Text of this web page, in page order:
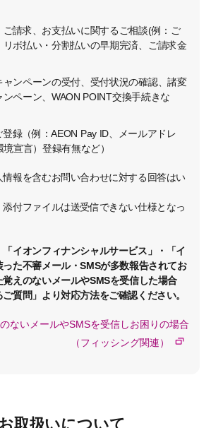
ご請求、お支払いに関するご相談(例：ご
ボ払い・分割払いの早期完済、ご請求金
ンペーンの受付、受付状況の確認、諸変
ペーン、WAON POINT交換手続きな
録（例：AEON Pay ID、メールアドレ
宣言）登録有無など）
報を含むお問い合わせに対する回答はい
付ファイルは送受信できない仕様となっ
「イオンフィナンシャルサービス」・「イ
た不審メール・SMSが多数報告されてお
覚えのないメールやSMSを受信した場合
質問」より対応方法をご確認ください。
ないメールやSMSを受信しお困りの場合
（フィッシング関連）
取扱いについて